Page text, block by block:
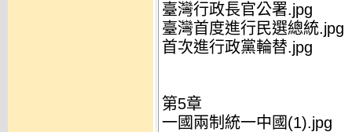
臺灣行政長官公署.jpg
臺灣首度進行民選總統.jpg
首次進行政黨輪替.jpg
第5章
一國兩制統一中國(1).jpg